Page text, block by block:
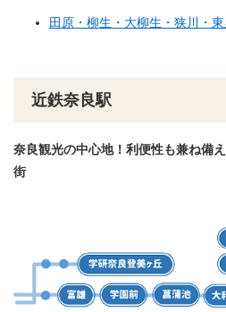
田原・柳生・大柳生・狭川・
近鉄奈良駅
奈良観光の中心地！利便性も兼ね備
街